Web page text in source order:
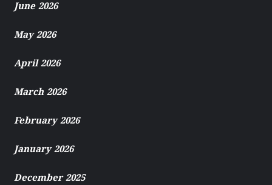
June 2026
May 2026
April 2026
March 2026
February 2026
January 2026
December 2025